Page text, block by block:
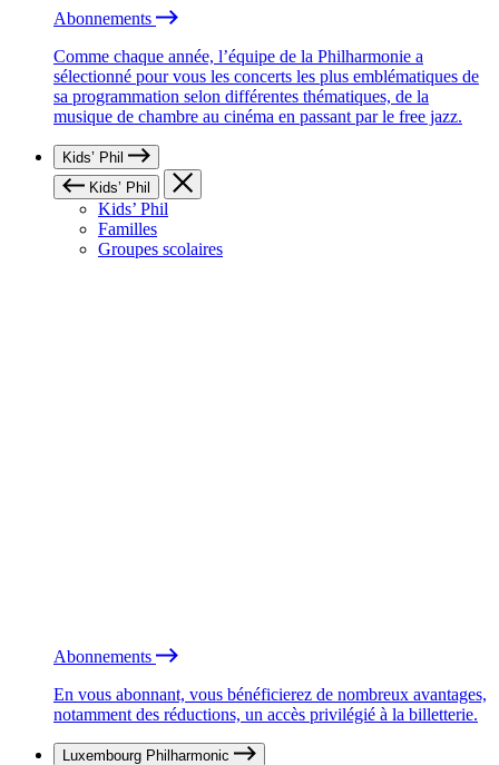
Abonnements
Comme chaque année, l’équipe de la Philharmonie a
sélectionné pour vous les concerts les plus emblématiques de
sa programmation selon différentes thématiques, de la
musique de chambre au cinéma en passant par le free jazz.
Kids’ Phil
Kids’ Phil
Kids’ Phil
Familles
Groupes scolaires
Abonnements
En vous abonnant, vous bénéficierez de nombreux avantages,
notamment des réductions, un accès privilégié à la billetterie.
Luxembourg Philharmonic